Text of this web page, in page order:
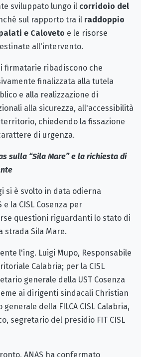
sviluppato lungo il corridoio del
sul rapporto tra il raddoppio
e Caloveto e le risorse
all'intervento.
firmatarie ribadiscono che
finalizzata alla tutela
e alla realizzazione di
alla sicurezza, all'accessibilità
chiedendo la fissazione
di urgenza.
sulla “Sila Mare” e la richiesta di
si è svolto in data odierna
la CISL Cosenza per
questioni riguardanti lo stato di
strada Sila Mare.
l'ing. Luigi Mupo, Responsabile
Calabria; per la CISL
generale della UST Cosenza
ai dirigenti sindacali Christian
della FILCA CISL Calabria,
segretario del presidio FIT CISL
ANAS ha confermato